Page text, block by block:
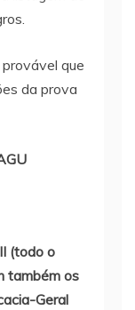
que
da prova
(todo o
também os
Geral